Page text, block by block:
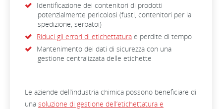
Identificazione dei contenitori di prodotti
potenzialmente pericolosi (fusti, contenitori per la
spedizione, serbatoi)
Riduci gli errori di etichettatura e perdite di tempo
Mantenimento dei dati di sicurezza con una
gestione centralizzata delle etichette
Le aziende dell’industria chimica possono beneficiare di
una soluzione di gestione dell’etichettatura e